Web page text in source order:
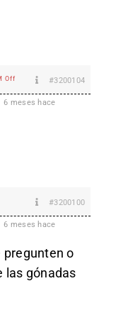
Off #3200104
6 meses hace
#3200100
6 meses hace
pregunten o
las gónadas